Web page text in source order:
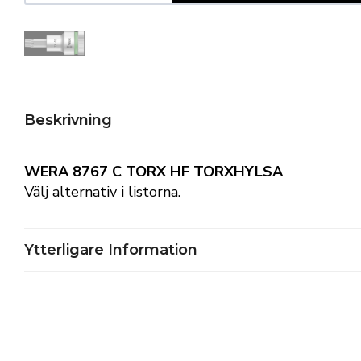
Beskrivning
WERA 8767 C TORX HF TORXHYLSA
Välj alternativ i listorna.
Ytterligare Information